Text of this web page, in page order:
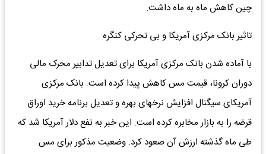
چین کاهش ماه به ماه داشت.
تاثیر بانک مرکزی آمریکا و بی تحرکی کنگره
با آماده شدن بانک مرکزی آمریکا برای تعدیل تدابیر محرک مالی
دوران کرونا، قیمت مس کاهش پیدا کرده است. بانک مرکزی
آمریکای سیگنال افزایش نرخهای بهره و تعدیل برنامه خرید اوراق
قرضه را به بازار مخابره کرده است. این خبر به نفع دلار آمریکا شد که
طی ماه گذشته ارزش آن صعود کرد. وضعیت مذکور برای مس